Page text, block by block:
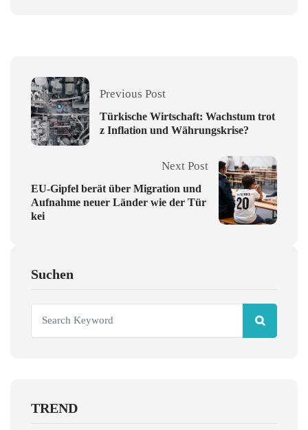
Previous Post
Türkische Wirtschaft: Wachstum trot
z Inflation und Währungskrise?
Next Post
EU-Gipfel berät über Migration und
Aufnahme neuer Länder wie der Tür
kei
Suchen
TREND